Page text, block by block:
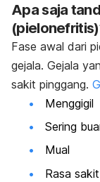
Apa saja
Fase awal dari
gejala. Gejala
sakit pinggang.
Menggigil
Sering
Mual
Rasa